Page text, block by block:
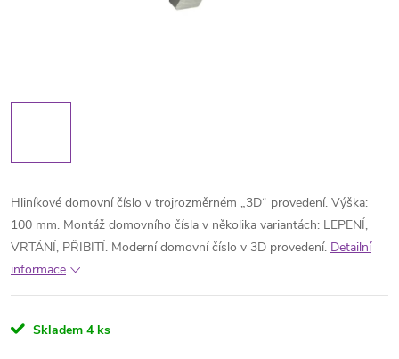
Hliníkové domovní číslo v trojrozměrném „3D“ provedení. Výška:
100 mm. Montáž domovního čísla v několika variantách: LEPENÍ,
VRTÁNÍ, PŘIBITÍ. Moderní domovní číslo v 3D provedení. Detailní
informace
Skladem 4 ks